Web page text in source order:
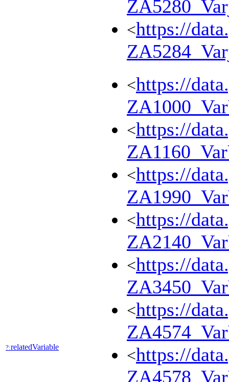
<https://
?:relatedVariable
<https://
<https://
<https://
<https://
<https://
<https://
<https://